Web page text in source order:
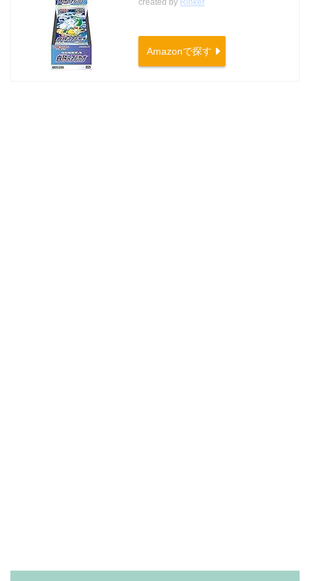
created by Rinker
Amazonで探す